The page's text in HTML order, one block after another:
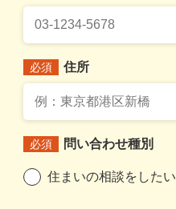
必須 住所
必須 問い合わせ種別
住まいの相談をしたい